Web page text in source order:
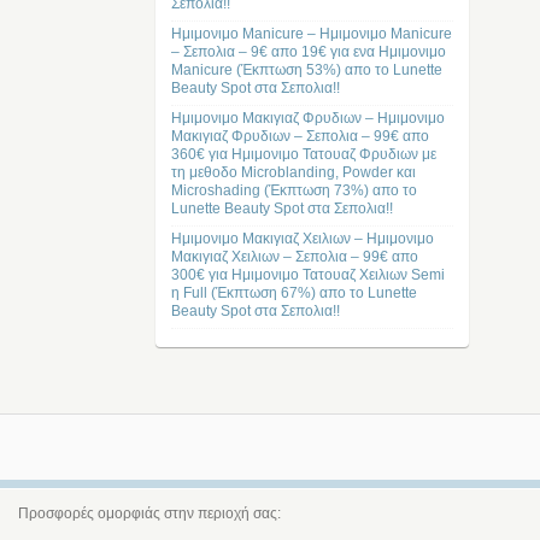
Ημιμονιμο Manicure – Ημιμονιμο Manicure
– Σεπολια – 9€ απο 19€ για ενα Ημιμονιμο
Manicure (Έκπτωση 53%) απο το Lunette
Beauty Spot στα Σεπολια!!
Ημιμονιμο Μακιγιαζ Φρυδιων – Ημιμονιμο
Μακιγιαζ Φρυδιων – Σεπολια – 99€ απο
360€ για Ημιμονιμο Τατουαζ Φρυδιων με
τη μεθοδο Microblanding, Powder και
Microshading (Έκπτωση 73%) απο το
Lunette Beauty Spot στα Σεπολια!!
Ημιμονιμο Μακιγιαζ Χειλιων – Ημιμονιμο
Μακιγιαζ Χειλιων – Σεπολια – 99€ απο
300€ για Ημιμονιμο Τατουαζ Χειλιων Semi
η Full (Έκπτωση 67%) απο το Lunette
Beauty Spot στα Σεπολια!!
Προσφορές ομορφιάς στην περιοχή σας: